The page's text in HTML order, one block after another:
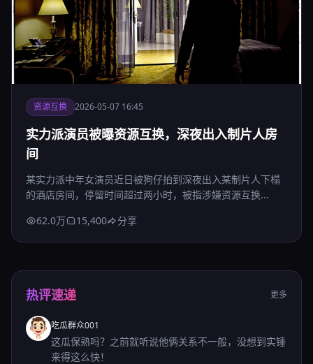
资源互换 2026-05-07 16:45
实力派演员被曝资源互换，深夜出入制片人房
间
某实力派中年女演员近日被狗仔拍到深夜出入某制片人下榻
的酒店房间，停留时间超过两小时，被指涉嫌资源互换...
62.0万
15,400 分享
热评速递 更多
吃瓜群众001
这瓜保熟吗？之前就听说他俩关系不一般，没想到实锤
来得这么快！